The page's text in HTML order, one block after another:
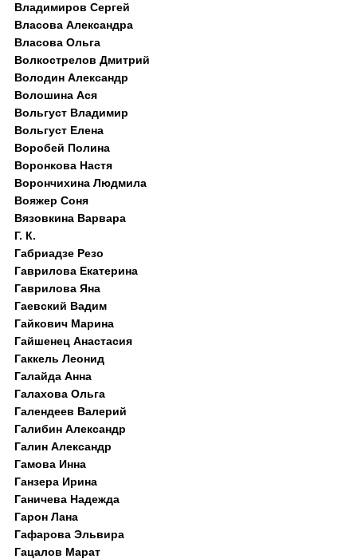
Владимиров Сергей
Власова Александра
Власова Ольга
Волкострелов Дмитрий
Володин Александр
Волошина Ася
Вольгуст Владимир
Вольгуст Елена
Воробей Полина
Воронкова Настя
Ворончихина Людмила
Вояжер Соня
Вязовкина Варвара
Г. К.
Габриадзе Резо
Гаврилова Екатерина
Гаврилова Яна
Гаевский Вадим
Гайкович Марина
Гайшенец Анастасия
Гаккель Леонид
Галайда Анна
Галахова Ольга
Галендеев Валерий
Галибин Александр
Галин Александр
Гамова Инна
Ганзера Ирина
Ганичева Надежда
Гарон Лана
Гафарова Эльвира
Гацалов Марат